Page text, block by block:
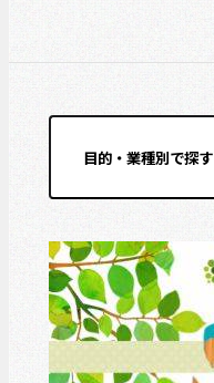
目的・業種別で探す